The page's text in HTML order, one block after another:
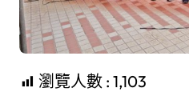
瀏覽人數 : 1,103